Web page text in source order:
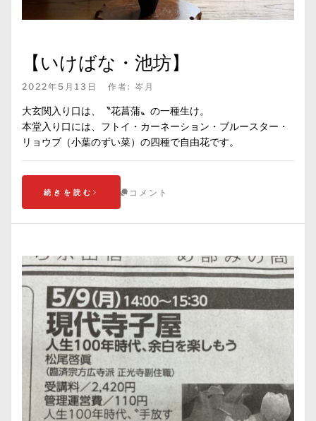
【いけばな・池坊】
2022年5月13日 作者: 岑月
大玄関入り口は、〝花菖蒲〟の一種生け。
本堂入り口には、フトイ・カーネーション・ブルースター・
リョウブ（小葉のずい菜）の四種で自由花です。
続きを読む コメント